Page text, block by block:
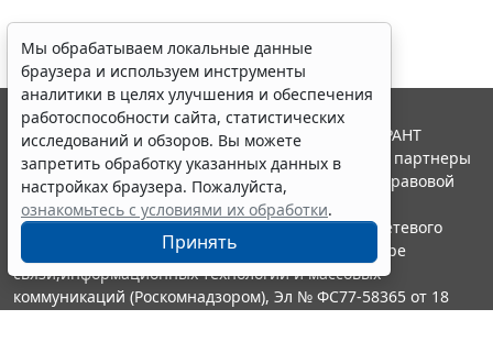
Мы обрабатываем локальные данные
браузера и используем инструменты
аналитики в целях улучшения и обеспечения
работоспособности сайта, статистических
исследований и обзоров. Вы можете
запретить обработку указанных данных в
настройках браузера. Пожалуйста,
ознакомьтесь с условиями их обработки.
Принять
© ООО "НПП "ГАРАНТ-СЕРВИС", 2026. Система ГАРАНТ
выпускается с 1990 года. Компания "Гарант" и ее партнеры
являются участниками Российской ассоциации правовой
информации ГАРАНТ.
Портал ГАРАНТ.РУ зарегистрирован в качестве сетевого
издания Федеральной службой по надзору в сфере
связи,информационных технологий и массовых
коммуникаций (Роскомнадзором), Эл № ФС77-58365 от 18